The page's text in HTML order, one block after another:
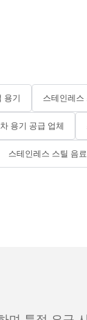
용기 스테인레스
차 용기 공급 업체
스테인레스 스틸 음